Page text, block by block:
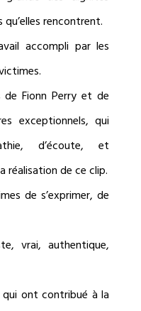
rencontrent.
accompli par les
Fionn Perry et de
exceptionnels, qui
d’écoute, et
réalisation de ce clip.
de s’exprimer, de
vrai, authentique,
ont contribué à la